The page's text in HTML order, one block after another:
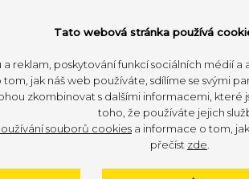
PROSTŘEDKY
potřebné finanční prostředky pro
o možnostech jako jsou
si promyslete finanční stránku
Tato webová stránka používá
a reklam, poskytování funkcí sociálních médií
jak náš web používáte, sdílíme se svými
zkombinovat s dalšími informacemi, které
toho, že používáte jejich
souborů cookiesa informace o tom,
přečíst zde